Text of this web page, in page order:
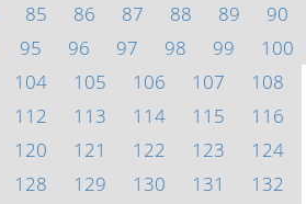
85 86 87 88 89
90
95 96 97 98 99
100
104 105 106 107
108
112 113 114 115
116
120 121 122 123
124
128 129 130 131
132